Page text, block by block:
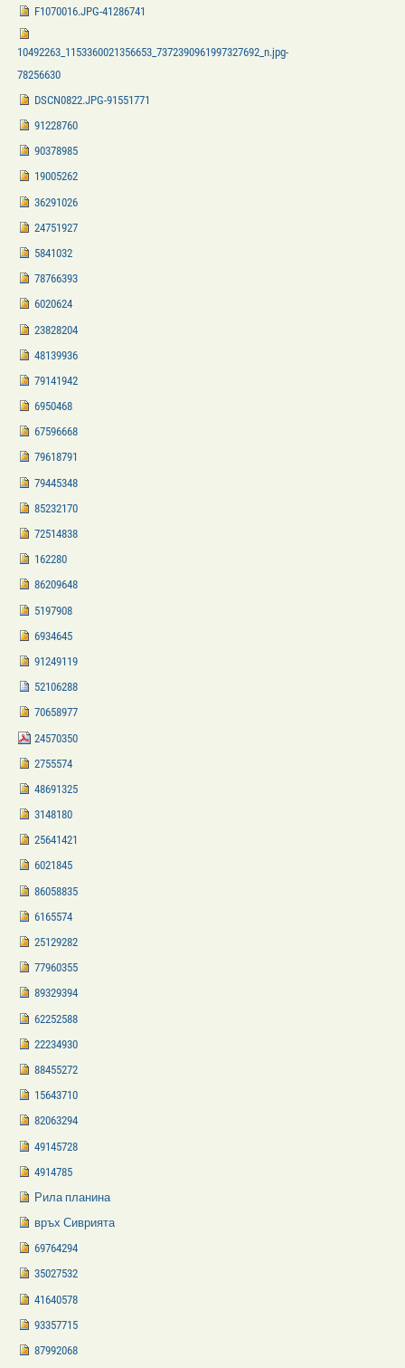
F1070016.JPG-41286741
10492263_1153360021356653_7372390961997327692_n.jpg-
78256630
DSCN0822.JPG-91551771
91228760
90378985
19005262
36291026
24751927
5841032
78766393
6020624
23828204
48139936
79141942
6950468
67596668
79618791
79445348
85232170
72514838
162280
86209648
5197908
6934645
91249119
52106288
70658977
24570350
2755574
48691325
3148180
25641421
6021845
86058835
6165574
25129282
77960355
89329394
62252588
22234930
88455272
15643710
82063294
49145728
4914785
Рила планина
връх Сиврията
69764294
35027532
41640578
93357715
87992068